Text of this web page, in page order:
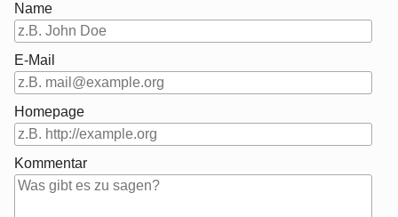
Name
E-Mail
Homepage
Kommentar